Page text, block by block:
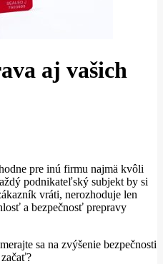
aj vašich
pre inú firmu najmä kvôli
podnikateľský subjekt by si
vráti, nerozhoduje len
a bezpečnosť prepravy
sa na zvýšenie bezpečnosti